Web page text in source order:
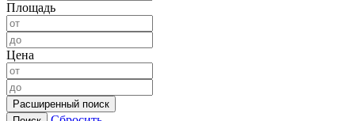
Площадь
Цена
Расширенный поиск